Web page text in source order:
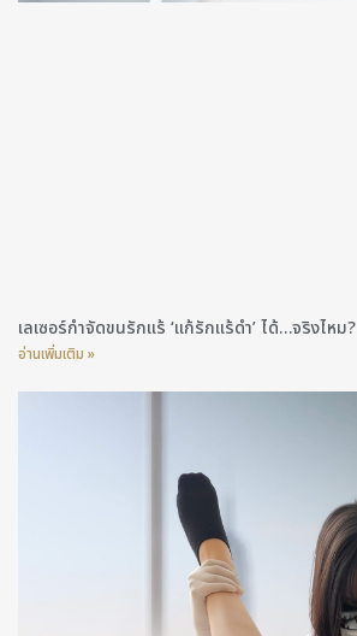
เลเซอร์กำจัดขนรักแร้ ‘แก้รักแร้ดำ’ ได้…จริงไหม?
อ่านเพิ่มเติม »